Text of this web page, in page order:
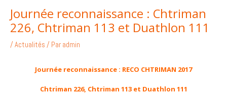
Journée reconnaissance : Chtriman
226, Chtriman 113 et Duathlon 111
/Actualités / Par admin
Journée reconnaissance : RECO CHTRIMAN 2017
Chtriman 226, Chtriman 113 et Duathlon 111